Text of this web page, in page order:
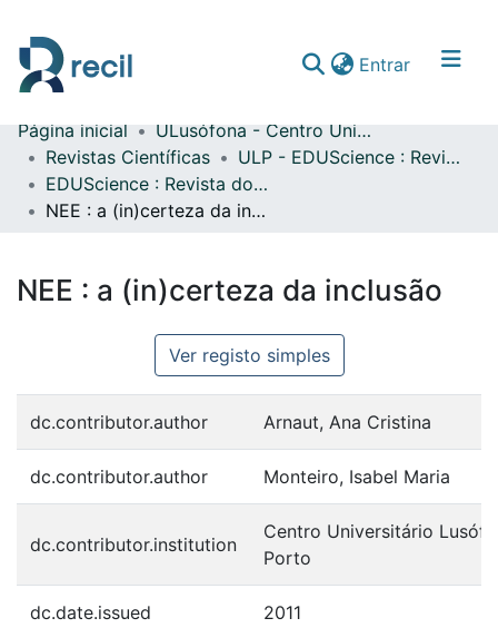
Entrar(current)
Comunidades & Coleções
Percorrer repositório
Página inicial
ULusófona - Centro Universitário do Porto
Revistas Científicas
ULP - EDUScience : Revista do Centro de Estudos em Educação e Formação
EDUScience : Revista do Centro de Estudos em Educação e Formação vol. 1 (2011)
NEE : a (in)certeza da inclusão
NEE : a (in)certeza da inclusão
Ver registo simples
dc.contributor.author Arnaut, Ana Cristina
dc.contributor.author Monteiro, Isabel Maria
dc.contributor.institution
Centro Universitário
Porto
dc.date.issued 2011